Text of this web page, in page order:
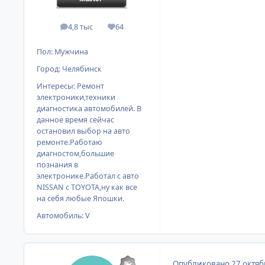
4,8 тыс
сообщения64
Репутация
Пол: Мужчина
Город: Челябинск
Интересы: Ремонт
электроники,техники
диагностика автомобилей. В
данное время сейчас
остановил выбор на авто
ремонте.Работаю
диагностом,большие
познания в
электронике.Работал с авто
NISSAN с TOYOTA,ну как все
на себя любые Япошки.
Автомобиль:V